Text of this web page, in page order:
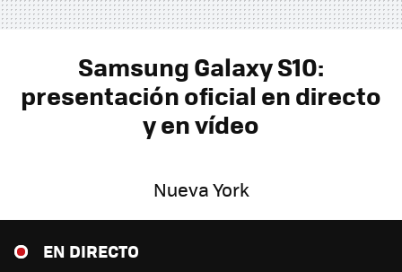
Samsung Galaxy S10:
presentación oficial en directo
y en vídeo
Nueva York
EN DIRECTO